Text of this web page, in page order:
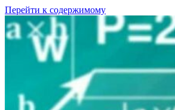
Перейти к содержимому